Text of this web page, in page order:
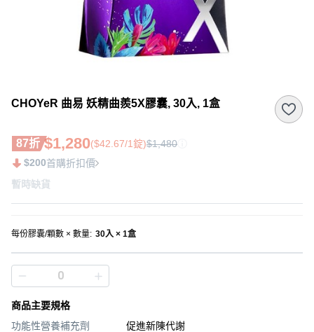
CHOYeR 曲易 妖精曲羨5X膠囊, 30入, 1盒
87折 $1,280($42.67/1錠)$1,480
$200首購折扣價
暫時缺貨
每份膠囊/顆數 × 數量: 30入 × 1盒
商品主要規格
功能性營養補充劑
促進新陳代謝